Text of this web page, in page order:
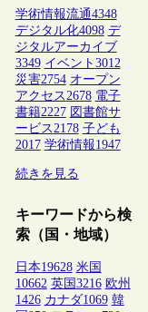
学術情報流通4348
デジタル化4098 デ
ジタルアーカイブ
3349 イベント 3012
災害2754 オープン
アクセス 2678 電子
書籍2227 図書館サ
ービス 2178 子ども
2017 学術情報1947
続きを見る
キーワードから検
索（国・地域）
日本19628 米国
10662 英国 3216 欧州
1426 カナダ1069 韓